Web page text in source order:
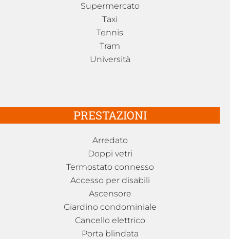
Supermercato
Taxi
Tennis
Tram
Università
PRESTAZIONI
Arredato
Doppi vetri
Termostato connesso
Accesso per disabili
Ascensore
Giardino condominiale
Cancello elettrico
Porta blindata